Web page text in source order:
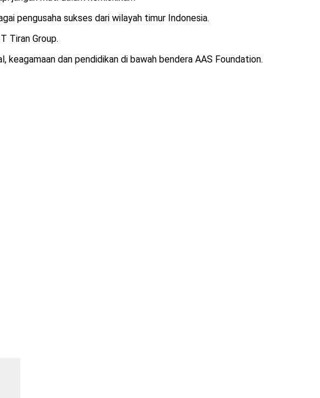
pengusaha sukses dari wilayah timur Indonesia.
Tiran Group.
dan pendidikan di bawah bendera AAS Foundation.